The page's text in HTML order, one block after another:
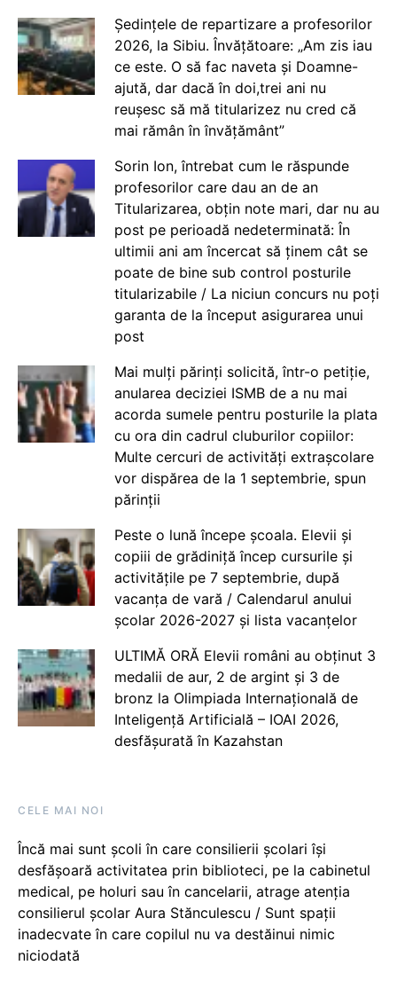
Ședințele de repartizare a profesorilor
2026, la Sibiu. Învățătoare: „Am zis iau
ce este. O să fac naveta și Doamne-
ajută, dar dacă în doi,trei ani nu
reușesc să mă titularizez nu cred că
mai rămân în învățământ”
Sorin Ion, întrebat cum le răspunde
profesorilor care dau an de an
Titularizarea, obțin note mari, dar nu au
post pe perioadă nedeterminată: În
ultimii ani am încercat să ținem cât se
poate de bine sub control posturile
titularizabile / La niciun concurs nu poți
garanta de la început asigurarea unui
post
Mai mulți părinți solicită, într-o petiție,
anularea deciziei ISMB de a nu mai
acorda sumele pentru posturile la plata
cu ora din cadrul cluburilor copiilor:
Multe cercuri de activități extrașcolare
vor dispărea de la 1 septembrie, spun
părinții
Peste o lună începe școala. Elevii și
copiii de grădiniță încep cursurile și
activitățile pe 7 septembrie, după
vacanța de vară / Calendarul anului
școlar 2026-2027 și lista vacanțelor
ULTIMĂ ORĂ Elevii români au obținut 3
medalii de aur, 2 de argint și 3 de
bronz la Olimpiada Internațională de
Inteligență Artificială – IOAI 2026,
desfășurată în Kazahstan
CELE MAI NOI
Încă mai sunt școli în care consilierii școlari își
desfășoară activitatea prin biblioteci, pe la cabinetul
medical, pe holuri sau în cancelarii, atrage atenția
consilierul școlar Aura Stănculescu / Sunt spații
inadecvate în care copilul nu va destăinui nimic
niciodată